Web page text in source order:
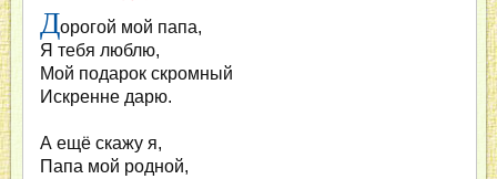
Дорогой мой папа,
Я тебя люблю,
Мой подарок скромный
Искренне дарю.
А ещё скажу я,
Папа мой родной,